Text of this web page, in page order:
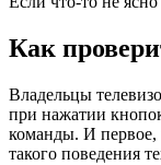
Как
Владельцы
при нажатии
команды. И
такого поведения